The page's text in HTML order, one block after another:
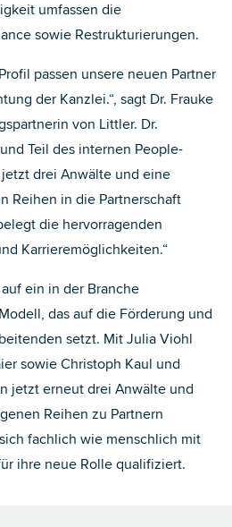
umfassen die
sowie Restrukturierungen.
passen unsere neuen Partner
der Kanzlei.“, sagt Dr. Frauke
von Littler. Dr.
Teil des internen People-
jetzt drei Anwälte und eine
Reihen in die Partnerschaft
die hervorragenden
Karrieremöglichkeiten.“
ein in der Branche
das auf die Förderung und
setzt. Mit Julia Viohl
sowie Christoph Kaul und
jetzt erneut drei Anwälte und
Reihen zu Partnern
fachlich wie menschlich mit
ihre neue Rolle qualifiziert.